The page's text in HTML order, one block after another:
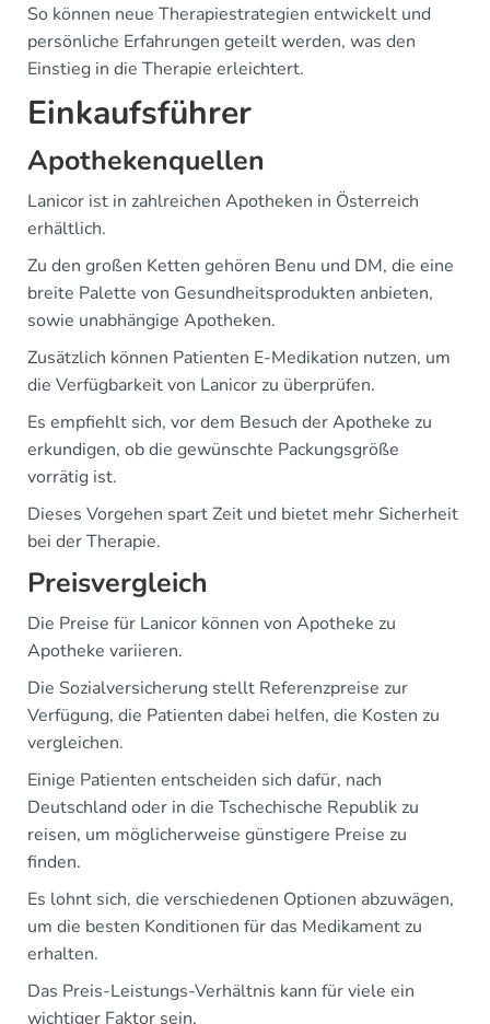
So können neue Therapiestrategien entwickelt und
persönliche Erfahrungen geteilt werden, was den
Einstieg in die Therapie erleichtert.
Einkaufsführer
Apothekenquellen
Lanicor ist in zahlreichen Apotheken in Österreich
erhältlich.
Zu den großen Ketten gehören Benu und DM, die eine
breite Palette von Gesundheitsprodukten anbieten,
sowie unabhängige Apotheken.
Zusätzlich können Patienten E-Medikation nutzen, um
die Verfügbarkeit von Lanicor zu überprüfen.
Es empfiehlt sich, vor dem Besuch der Apotheke zu
erkundigen, ob die gewünschte Packungsgröße
vorrätig ist.
Dieses Vorgehen spart Zeit und bietet mehr Sicherheit
bei der Therapie.
Preisvergleich
Die Preise für Lanicor können von Apotheke zu
Apotheke variieren.
Die Sozialversicherung stellt Referenzpreise zur
Verfügung, die Patienten dabei helfen, die Kosten zu
vergleichen.
Einige Patienten entscheiden sich dafür, nach
Deutschland oder in die Tschechische Republik zu
reisen, um möglicherweise günstigere Preise zu
finden.
Es lohnt sich, die verschiedenen Optionen abzuwägen,
um die besten Konditionen für das Medikament zu
erhalten.
Das Preis-Leistungs-Verhältnis kann für viele ein
wichtiger Faktor sein.